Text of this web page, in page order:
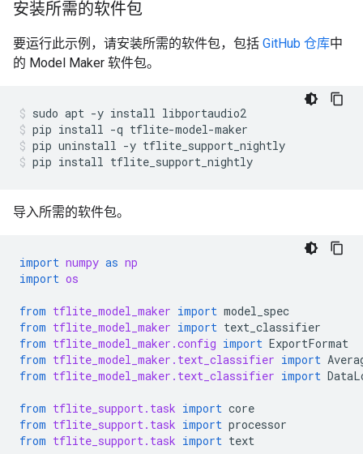
安装所需的软件包
要运行此示例，请安装所需的软件包，包括 GitHub 仓库中
的 Model Maker 软件包。
sudo apt -y install libportaudio2
pip install -q tflite-model-maker
pip uninstall -y tflite_support_nightly
pip install tflite_support_nightly
导入所需的软件包。
import numpy as np
import os
from tflite_model_maker import model_spec
from tflite_model_maker import text_classifier
from tflite_model_maker.config import ExportFormat
from tflite_model_maker.text_classifier import
from tflite_model_maker.text_classifier import
from tflite_support.task import core
from tflite_support.task import processor
from tflite_support.task import text